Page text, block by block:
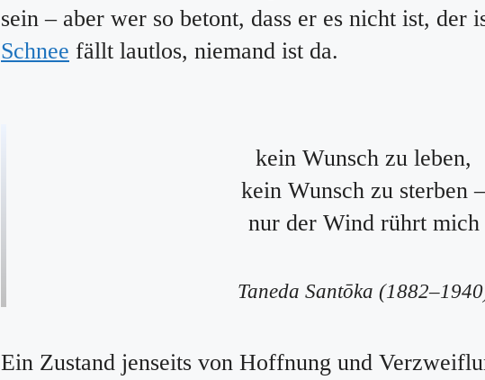
sein – aber wer so betont, dass er es nicht ist, der
Schnee fällt lautlos, niemand ist da.
kein Wunsch zu leben,
kein Wunsch zu sterben –
nur der Wind rührt mich
Taneda Santōka
Ein Zustand jenseits von Hoffnung und